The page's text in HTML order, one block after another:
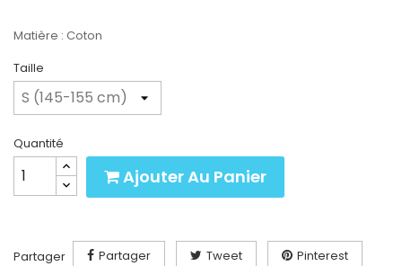
Matière : Coton
Taille
Quantité
Ajouter Au Panier
Partager Partager Tweet Pinterest